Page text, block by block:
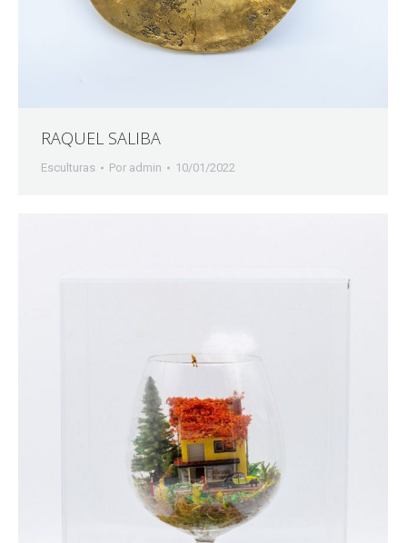
RAQUEL SALIBA
Esculturas Por admin 10/01/2022